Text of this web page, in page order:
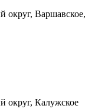
округ, Варшавское,
округ, Калужское